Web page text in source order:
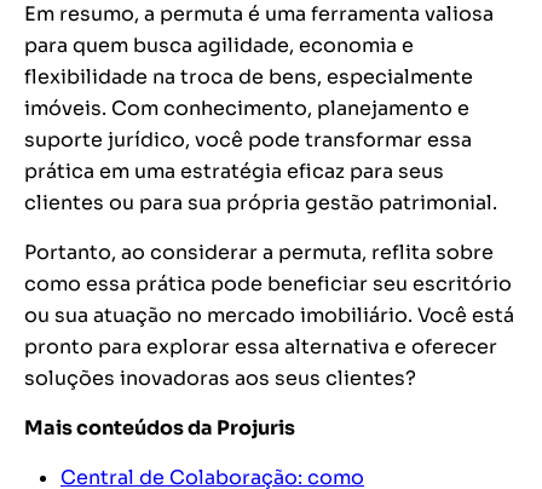
Em resumo, a permuta é uma ferramenta valiosa
para quem busca agilidade, economia e
flexibilidade na troca de bens, especialmente
imóveis. Com conhecimento, planejamento e
suporte jurídico, você pode transformar essa
prática em uma estratégia eficaz para seus
clientes ou para sua própria gestão patrimonial.
Portanto, ao considerar a permuta, reflita sobre
como essa prática pode beneficiar seu escritório
ou sua atuação no mercado imobiliário. Você está
pronto para explorar essa alternativa e oferecer
soluções inovadoras aos seus clientes?
Mais conteúdos da Projuris
Central de Colaboração: como